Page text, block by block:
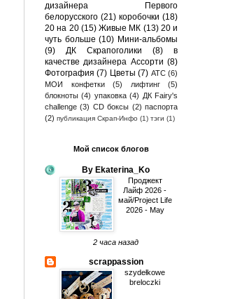
дизайнера Первого
белорусского (21) коробочки (18)
20 на 20 (15) Живые МК (13) 20 и
чуть больше (10) Мини-альбомы
(9)
ДК Скрапоголики (8)
в
качестве дизайнера Ассорти (8)
Фотография (7) Цветы (7) АТС (6)
МОИ конфетки
(5) лифтинг
(5)
блокноты (4) упаковка (4) ДК Fairy's
challenge (3) CD боксы (2) паспорта
(2) публикация Скрап-Инфо (1) тэги (1)
Мой список блогов
By Ekaterina_Ko
Проджект
Лайф 2026 -
май/Project Life
2026 - May
2 часа назад
scrappassion
szydełkowe
breloczki